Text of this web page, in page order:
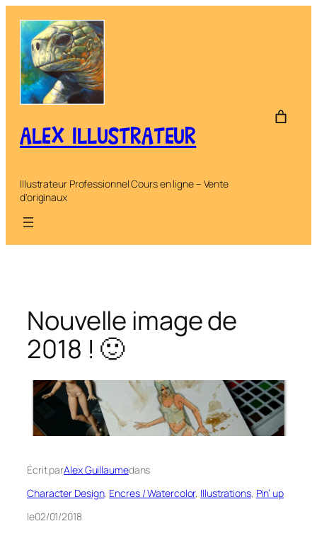
contenu
ALEX ILLUSTRATEUR
Illustrateur Professionnel Cours en ligne – Vente
d'originaux
Nouvelle image de
2018 ! 🙂
Écrit parAlex Guillaumedans
Character Design, Encres / Watercolor, Illustrations, Pin’ up
le02/01/2018